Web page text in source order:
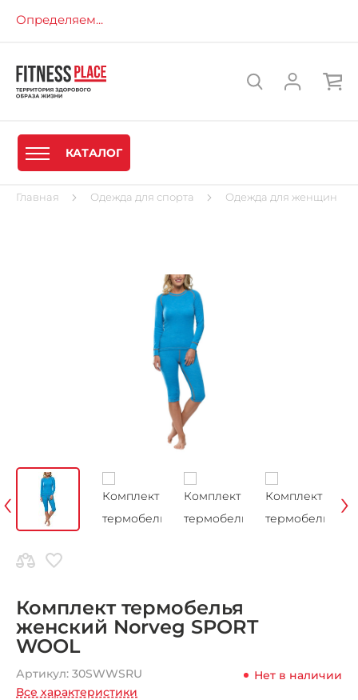
Определяем...
КАТАЛОГ
Главная Одежда для спорта Одежда для женщин
‹ ›
Комплект термобелья
женский Norveg SPORT
WOOL
Артикул: 30SWWSRU
Нет в наличии
Все характеристики